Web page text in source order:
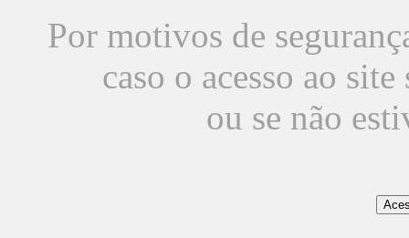
Por motivos de
caso o acesso ao
ou se não